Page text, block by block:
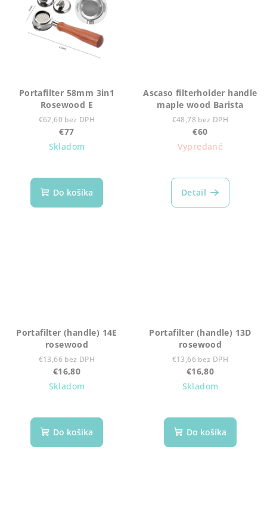
Portafilter 58mm 3in1
Rosewood E
€62,60 bez DPH
€77
Skladom
Do košíka
Ascaso filterholder handle
maple wood Barista
€48,78 bez DPH
€60
Vypredané
Detail
Portafilter (handle) 14E
rosewood
€13,66 bez DPH
€16,80
Skladom
Do košíka
Portafilter (handle) 13D
rosewood
€13,66 bez DPH
€16,80
Skladom
Do košíka